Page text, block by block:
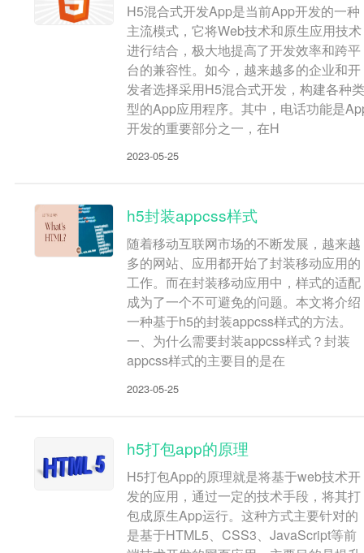
H5混合式开发App是当前App开发的一种
主流模式，它将Web技术和原生应用技术
进行结合，极大地提高了开发效率和跨平
台的兼容性。如今，越来越多的企业和开
发者选择采用H5混合式开发，构建各种类
型的App应用程序。其中，电话功能是
开发的重要部分之一，在H
2023-05-25
h5封装appcss样式
随着移动互联网市场的不断发展，越来越
多的网站、应用都开始了封装移动应用的
工作。而在封装移动应用中，样式的适配
成为了一个不可避免的问题。本文将介绍
一种基于h5的封装appcss样式的方法。
一、为什么需要封装appcss样式？封装
appcss样式的主要目的是在
2023-05-25
h5打包app的原理
H5打包App的原理就是将基于web技术开
发的应用，通过一定的技术手段，将其打
包成原生App运行。这种方式主要针对的
是基于HTML5、CSS3、JavaScript等前